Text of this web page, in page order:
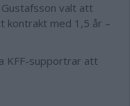
Gustafsson valt att
kontrakt med 1,5 år –
KFF-supportrar att